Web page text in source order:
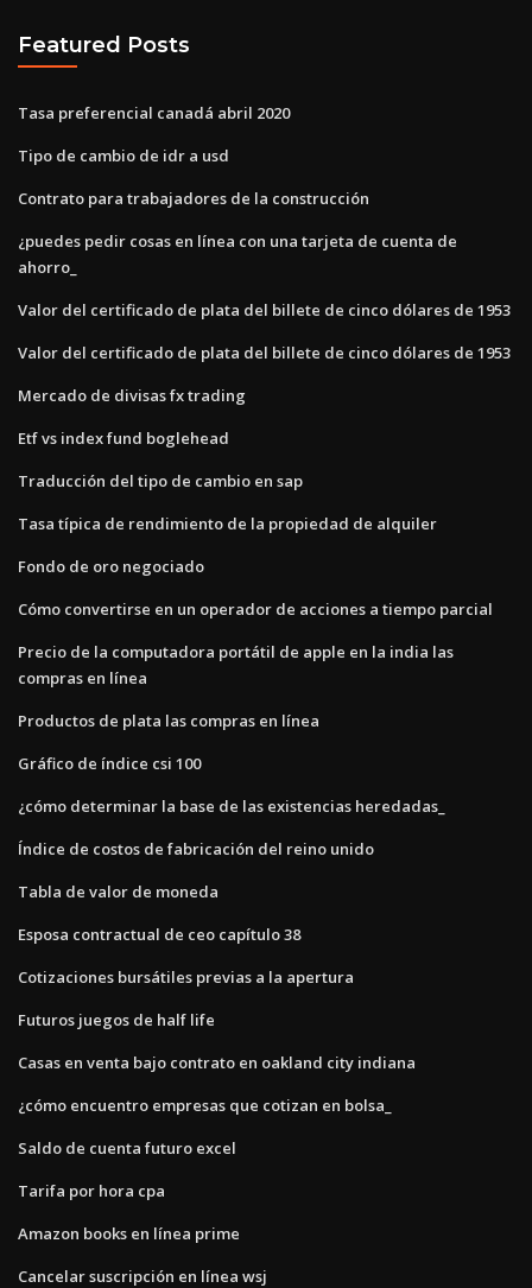
Featured Posts
Tasa preferencial canadá abril 2020
Tipo de cambio de idr a usd
Contrato para trabajadores de la construcción
¿puedes pedir cosas en línea con una tarjeta de cuenta de
ahorro_
Valor del certificado de plata del billete de cinco dólares de 1953
Valor del certificado de plata del billete de cinco dólares de 1953
Mercado de divisas fx trading
Etf vs index fund boglehead
Traducción del tipo de cambio en sap
Tasa típica de rendimiento de la propiedad de alquiler
Fondo de oro negociado
Cómo convertirse en un operador de acciones a tiempo parcial
Precio de la computadora portátil de apple en la india las
compras en línea
Productos de plata las compras en línea
Gráfico de índice csi 100
¿cómo determinar la base de las existencias heredadas_
Índice de costos de fabricación del reino unido
Tabla de valor de moneda
Esposa contractual de ceo capítulo 38
Cotizaciones bursátiles previas a la apertura
Futuros juegos de half life
Casas en venta bajo contrato en oakland city indiana
¿cómo encuentro empresas que cotizan en bolsa_
Saldo de cuenta futuro excel
Tarifa por hora cpa
Amazon books en línea prime
Cancelar suscripción en línea wsj